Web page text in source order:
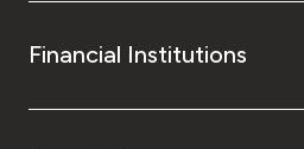
Financial Institutions